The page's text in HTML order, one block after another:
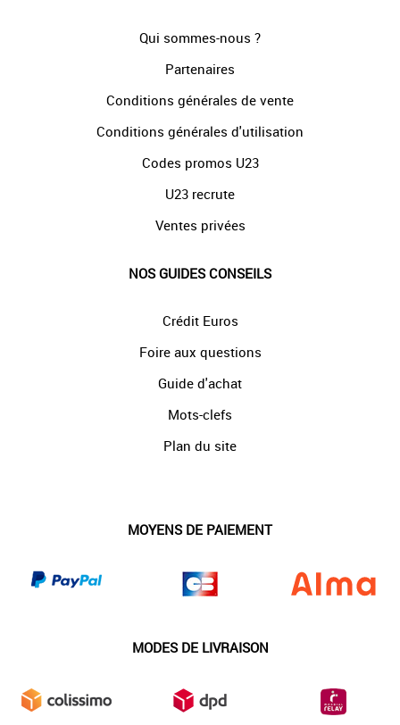
Qui sommes-nous ?
Partenaires
Conditions générales de vente
Conditions générales d'utilisation
Codes promos U23
U23 recrute
Ventes privées
NOS GUIDES CONSEILS
Crédit Euros
Foire aux questions
Guide d'achat
Mots-clefs
Plan du site
MOYENS DE PAIEMENT
MODES DE LIVRAISON